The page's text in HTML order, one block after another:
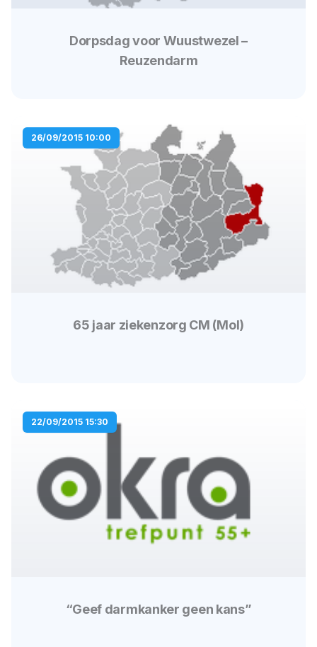
Dorpsdag voor Wuustwezel –
Reuzendarm
65 jaar ziekenzorg CM (Mol)
26/09/2015 10:00
“Geef darmkanker geen kans”
22/09/2015 15:30